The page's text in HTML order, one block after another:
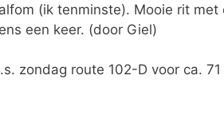
(ik tenminste). Mooie rit
een keer. (door Giel)
zondag route 102-D voor ca.